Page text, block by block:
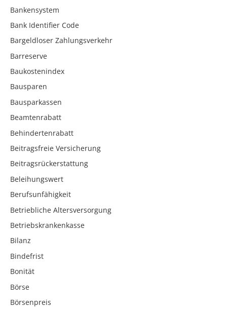
Bankensystem
Bank Identifier Code
Bargeldloser Zahlungsverkehr
Barreserve
Baukostenindex
Bausparen
Bausparkassen
Beamtenrabatt
Behindertenrabatt
Beitragsfreie Versicherung
Beitragsrückerstattung
Beleihungswert
Berufsunfähigkeit
Betriebliche Altersversorgung
Betriebskrankenkasse
Bilanz
Bindefrist
Bonität
Börse
Börsenpreis